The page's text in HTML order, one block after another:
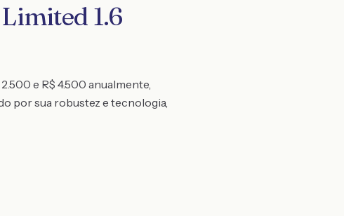
1.6
e R$ 4.500 anualmente,
por sua robustez e tecnologia,